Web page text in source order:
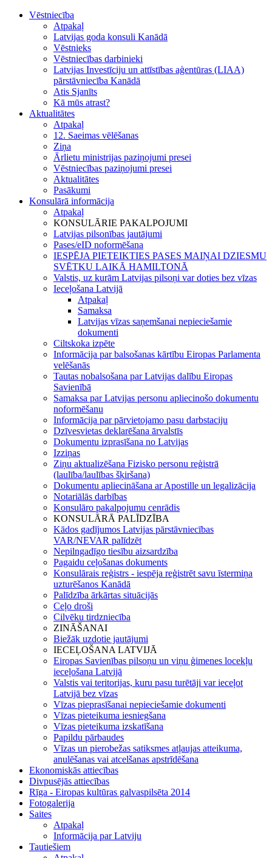
Vēstniecība
Atpakaļ
Latvijas goda konsuli Kanādā
Vēstnieks
Vēstniecības darbinieki
Latvijas Investīciju un attīstības aģentūras (LIAA)
pārstāvniecība Kanādā
Atis Sjanīts
Kā mūs atrast?
Aktualitātes
Atpakaļ
12. Saeimas vēlēšanas
Ziņa
Ārlietu ministrijas paziņojumi presei
Vēstniecības paziņojumi presei
Aktualitātes
Pasākumi
Konsulārā informācija
Atpakaļ
KONSULĀRIE PAKALPOJUMI
Latvijas pilsonības jautājumi
Pases/eID noformēšana
IESPĒJA PIETEIKTIES PASES MAIŅAI DZIESMU
SVĒTKU LAIKĀ HAMILTONĀ
Valstis, uz kurām Latvijas pilsoņi var doties bez vīzas
Ieceļošana Latvijā
Atpakaļ
Samaksa
Latvijas vīzas saņemšanai nepieciešamie
dokumenti
Ciltskoka izpēte
Informācija par balsošanas kārtību Eiropas Parlamenta
velēšanās
Tautas nobalsošana par Latvijas dalību Eiropas
Savienībā
Samaksa par Latvijas personu apliecinošo dokumentu
noformēšanu
Informācija par pārvietojamo pasu darbstaciju
Dzīvesvietas deklarēšana ārvalstīs
Dokumentu izprasīšana no Latvijas
Izziņas
Ziņu aktualizēšana Fizisko personu reģistrā
(laulība/laulības šķiršana)
Dokumentu apliecināšana ar Apostille un legalizācija
Notariālās darbības
Konsulāro pakalpojumu cenrādis
KONSULĀRĀ PALĪDZĪBA
Kādos gadījumos Latvijas pārstāvniecības
VAR/NEVAR palīdzēt
Nepilngadīgo tiesību aizsardzība
Pagaidu ceļošanas dokuments
Konsulārais reģistrs - iespēja reģistrēt savu īstermiņa
uzturēšanos Kanādā
Palīdzība ārkārtas situācijās
Ceļo droši
Cilvēku tirdzniecība
ZINĀŠANAI
Biežāk uzdotie jautājumi
IECEĻOŠANA LATVIJĀ
Eiropas Savienības pilsoņu un viņu ģimenes locekļu
ieceļošana Latvijā
Valstis vai teritorijas, kuru pasu turētāji var ieceļot
Latvijā bez vīzas
Vīzas pieprasīšanai nepieciešamie dokumenti
Vīzas pieteikuma iesniegšana
Vīzas pieteikuma izskatīšana
Papildu pārbaudes
Vīzas un pierobežas satiksmes atļaujas atteikuma,
anulēšanas vai atcelšanas apstrīdēšana
Ekonomiskās attiecības
Divpusējās attiecības
Rīga - Eiropas kultūras galvaspilsēta 2014
Fotogalerija
Saites
Atpakaļ
Informācija par Latviju
Tautiešiem